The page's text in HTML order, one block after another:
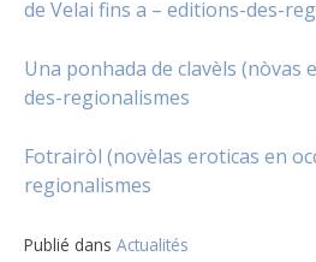
de Velai fins a – editions-des-
Una ponhada de clavèls (nòvas
des-regionalismes
Fotrairòl (novèlas eroticas en
regionalismes
Publié dans Actualités